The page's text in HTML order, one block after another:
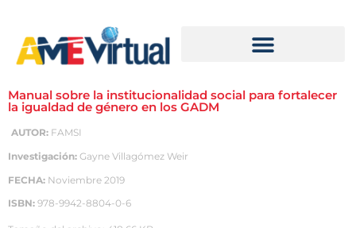
Manual sobre la institucionalidad social para fortalecer
la igualdad de género en los GADM
AUTOR: FAMSI
Investigación: Gayne Villagómez Weir
FECHA: Noviembre 2019
ISBN: 978-9942-8804-0-6